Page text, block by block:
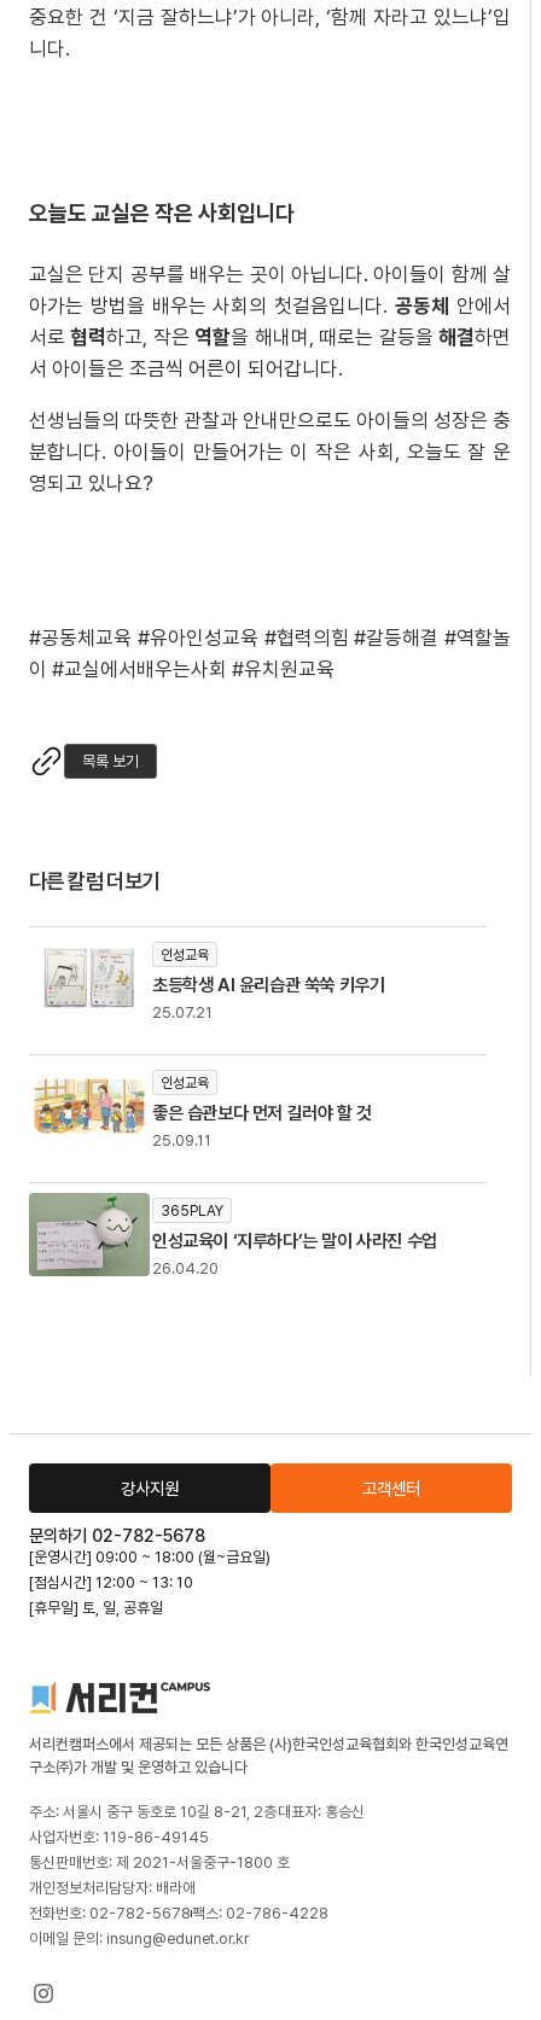
중요한 건 ‘지금 잘하느냐’가 아니라, ‘함께 자라고 있느냐’입
니다.
오늘도 교실은 작은 사회입니다
교실은 단지 공부를 배우는 곳이 아닙니다. 아이들이 함께 살
아가는 방법을 배우는 사회의 첫걸음입니다.공동체 안에서
서로협력하고, 작은 역할을 해내며, 때로는 갈등을해결하면
서 아이들은 조금씩 어른이 되어갑니다.
선생님들의 따뜻한 관찰과 안내만으로도 아이들의 성장은 충
분합니다. 아이들이 만들어가는 이 작은 사회, 오늘도 잘 운
영되고 있나요?
#공동체교육 #유아인성교육 #협력의힘 #갈등해결 #역할놀
이 #교실에서배우는사회 #유치원교육
목록 보기
다른 칼럼 더보기
인성교육
초등학생 AI 윤리습관 쑥쑥 키우기
25.07.21
인성교육
좋은 습관보다 먼저 길러야 할 것
25.09.11
365PLAY
인성교육이 ‘지루하다’는 말이 사라진 수업
26.04.20
강사지원 고객센터
문의하기 02-782-5678
[운영시간] 09:00 ~ 18:00 (월~금요일)
[점심시간] 12:00 ~ 13: 10
[휴무일] 토, 일, 공휴일
서리컨캠퍼스에서 제공되는 모든 상품은 (사)한국인성교육협회와 한국인성교육연
구소㈜가 개발 및 운영하고 있습니다
주소: 서울시 중구 동호로 10길 8-21, 2층대표자: 홍승신
사업자번호: 119-86-49145
통신판매번호: 제 2021-서울중구-1800 호
개인정보처리담당자: 배라애
전화번호: 02-782-5678팩스: 02-786-4228
이메일 문의: insung@edunet.or.kr